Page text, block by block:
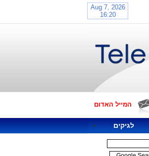
המייל האדום
לגיקים